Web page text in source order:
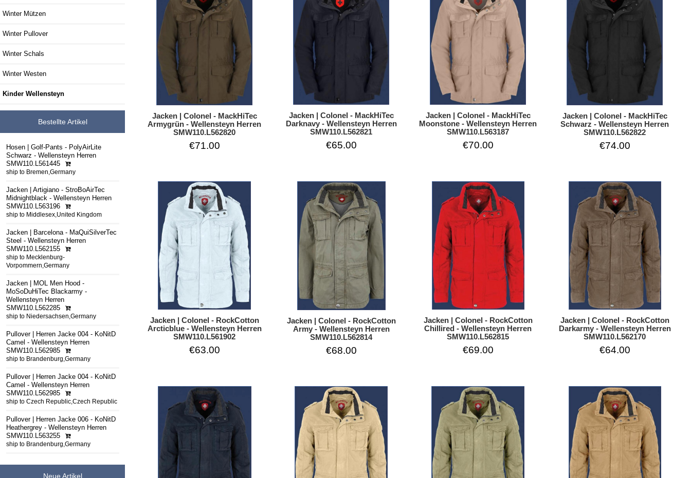
Winter Mützen
Winter Pullover
Winter Schals
Winter Westen
Kinder Wellensteyn
Bestellte Artikel
Hosen | Golf-Pants - PolyAirLite
Schwarz - Wellensteyn Herren
SMW110.L561445
ship to Bremen,Germany
Jacken | Artigiano - StroBoAirTec
Midnightblack - Wellensteyn Herren
SMW110.L563196
ship to Middlesex,United Kingdom
Jacken | Barcelona - MaQuiSilverTec
Steel - Wellensteyn Herren
SMW110.L562155
ship to Mecklenburg-
Vorpommern,Germany
Jacken | MOL Men Hood -
MoSoDuHiTec Blackarmy -
Wellensteyn Herren
SMW110.L562285
ship to Niedersachsen,Germany
Pullover | Herren Jacke 004 - KoNitD
Camel - Wellensteyn Herren
SMW110.L562985
ship to Brandenburg,Germany
Pullover | Herren Jacke 004 - KoNitD
Camel - Wellensteyn Herren
SMW110.L562985
ship to Czech Republic,Czech Republic
Pullover | Herren Jacke 006 - KoNitD
Heathergrey - Wellensteyn Herren
SMW110.L563255
ship to Brandenburg,Germany
Neue Artikel
Jacken | Colonel - MackHiTec
Armygrün - Wellensteyn Herren
SMW110.L562820
€71.00
Jacken | Colonel - MackHiTec
Darknavy - Wellensteyn Herren
SMW110.L562821
€65.00
Jacken | Colonel - MackHiTec
Moonstone - Wellensteyn Herren
SMW110.L563187
€70.00
Jacken | Colonel - MackHiTec
Schwarz - Wellensteyn Herren
SMW110.L562822
€74.00
Jacken | Colonel - RockCotton
Arcticblue - Wellensteyn Herren
SMW110.L561902
€63.00
Jacken | Colonel - RockCotton
Army - Wellensteyn Herren
SMW110.L562814
€68.00
Jacken | Colonel - RockCotton
Chillired - Wellensteyn Herren
SMW110.L562815
€69.00
Jacken | Colonel - RockCotton
Darkarmy - Wellensteyn Herren
SMW110.L562170
€64.00